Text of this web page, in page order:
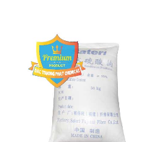
Sodium Sulphate – Muối
Sunfat Na2SO4 Sateri Trung
Quốc China